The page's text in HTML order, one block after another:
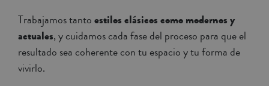
Trabajamos tantoestilos clásicos como modernos y
actuales, y cuidamos cada fase del proceso para que el
resultado sea coherente con tu espacio y tu forma de
vivirlo.